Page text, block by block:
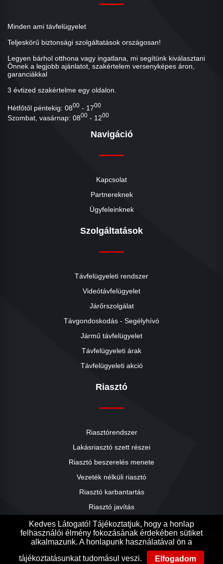
Minden ami távfelügyelet
Teljeskörű biztonsági szolgáltatások országosan!
Legyen bárhol otthona vagy ingatlana, mi segítünk kiválasztani
Önnek a legjobb ajánlatot, szakértelem versenyképes áron,
garanciákkal
3 évtized szakértelme egy oldalon.
Hétfőtől péntekig: 0800 - 1700
Szombat, vasárnap: 0800 - 1200
Navigáció
Kapcsolat
Partnereknek
Ügyfeleinknek
Szolgáltatások
Távfelügyeleti rendszer
Videótávfelügyelet
Járőrszolgálat
Távgondoskodás - Segélyhívó
Jármű távfelügyelet
Távfelügyeleti árak
Távfelügyeleti akció
Riasztó
Riasztórendszer
Lakásriasztó szett részei
Riasztó beszerelés menete
Vezeték nélküli riasztó
Riasztó karbantartás
Riasztó javítás
Riasztók árai
Riasztó akció
Kedves Látogató! Tájékoztatjuk, hogy a honlap
felhasználói élmény fokozásának érdekében sütiket
alkalmazunk. A honlapunk használatával ön a
tájékoztatásunkat tudomásul veszi.
Elfogadom